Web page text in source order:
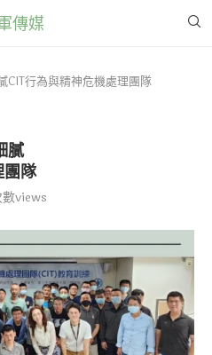
CIT行為與精神危機處理團隊
膩
隊
views